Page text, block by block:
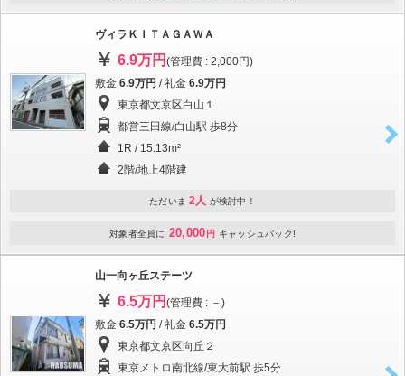
ヴィラＫＩＴＡＧＡＷＡ
6.9万円 (管理費 : 2,000円)
敷金 6.9万円 / 礼金 6.9万円
東京都文京区白山１
都営三田線/白山駅 歩8分
1R / 15.13m²
2階/地上4階建
ただいま 2人 が検討中！
対象者全員に 20,000 円 キャッシュバック!
山一向ヶ丘ステーツ
6.5万円 (管理費 : －)
敷金 6.5万円 / 礼金 6.5万円
東京都文京区向丘２
東京メトロ南北線/東大前駅 歩5分